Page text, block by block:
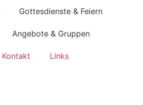
Gottesdienste & Feiern
Angebote & Gruppen
Kontakt Links